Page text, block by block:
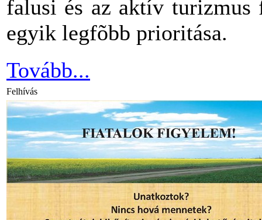
falusi és az aktív turizmus
egyik legfõbb prioritása.
Tovább...
Felhívás